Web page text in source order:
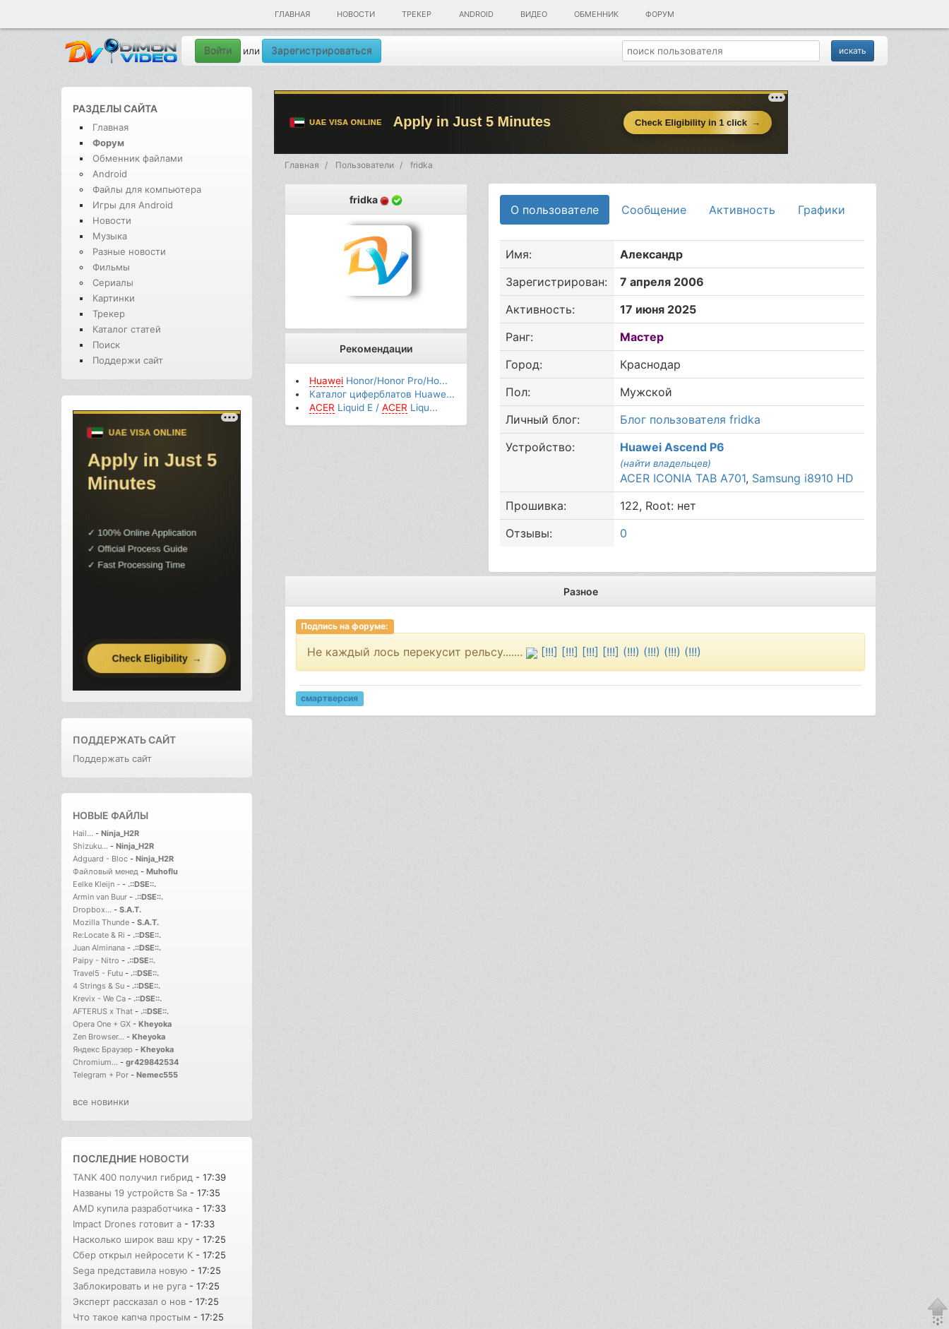
ГЛАВНАЯ НОВОСТИ ТРЕКЕР ANDROID ВИДЕО ОБМЕННИК ФОРУМ
Войти или Зарегистрироваться
РАЗДЕЛЫ САЙТА
Главная
Форум
Обменник файлами
Android
Файлы для компьютера
Игры для Android
Новости
Музыка
Разные новости
Фильмы
Сериалы
Картинки
Трекер
Каталог статей
Поиск
Поддержи сайт
ПОДДЕРЖАТЬ САЙТ
Поддержать сайт
НОВЫЕ ФАЙЛЫ
Hail... - Ninja_H2R
Shizuku... - Ninja_H2R
Adguard - Bloc - Ninja_H2R
Файловый менед - Muhoflu
Eelke Kleijn - - .::DSE::.
Armin van Buur - .::DSE::.
Dropbox... - S.A.T.
Mozilla Thunde - S.A.T.
Re:Locate & Ri - .::DSE::.
Juan Alminana - .::DSE::.
Paipy - Nitro - .::DSE::.
Travel5 - Futu - .::DSE::.
4 Strings & Su - .::DSE::.
Krevix - We Ca - .::DSE::.
AFTERUS x That - .::DSE::.
Opera One + GX - Kheyoka
Zen Browser... - Kheyoka
Яндекс Браузер - Kheyoka
Chromium... - gr429842534
Telegram + Por - Nemec555
все новинки
ПОСЛЕДНИЕ НОВОСТИ
TANK 400 получил гибрид - 17:39
Названы 19 устройств Sa - 17:35
AMD купила разработчика - 17:33
Impact Drones готовит а - 17:33
Насколько широк ваш кру - 17:25
Сбер открыл нейросети K - 17:25
Sega представила новую - 17:25
Заблокировать и не руга - 17:25
Эксперт рассказал о нов - 17:25
Что такое капча простым - 17:25
Главная Пользователи fridka
fridka
Рекомендации
HuaweiHonor/Honor Pro/Ho...
Каталог циферблатов Huawe...
ACER Liquid E / ACER Liqu...
О пользователе Сообщение Активность Графики
Имя:
Александр
Зарегистрирован:
7 апреля 2006
Активность:
17 июня 2025
Ранг:
Мастер
Город:
Краснодар
Пол:
Мужской
Личный блог:
Блог пользователя fridka
Устройство:
Huawei Ascend P6
(найти владельцев)
ACER ICONIA TAB A701, Samsung i8910 HD
Прошивка:
122, Root: нет
Отзывы:
0
Разное
Подпись на форуме:
Не каждый лось перекусит рельсу....... [!!!] [!!!] [!!!] [!!!] (!!!) (!!!) (!!!) (!!!)
смартверсия